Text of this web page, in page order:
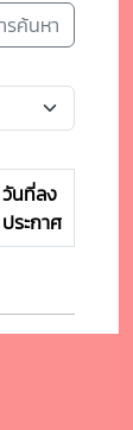
รค้นหา
วันที่ลง
ประกาศ